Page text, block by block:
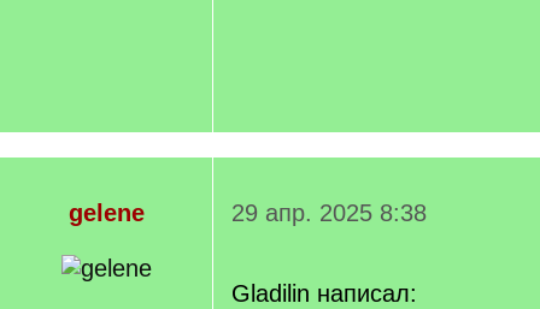
gelene 29 апр. 2025 8:38
Gladilin написал: